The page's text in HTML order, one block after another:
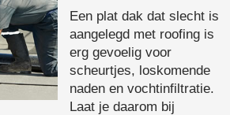
Een plat dak dat slecht is
aangelegd met roofing is
erg gevoelig voor
scheurtjes, loskomende
naden en vochtinfiltratie.
Laat je daarom bij